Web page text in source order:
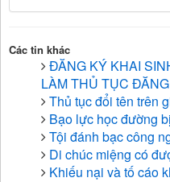
Các tin khác
ĐĂNG KÝ KHAI
LÀM THỦ TỤC
Thủ tục đổi tên trên
Bạo lực học đường
Tội đánh bạc công
Di chúc miệng có
Khiếu nại và tố cáo